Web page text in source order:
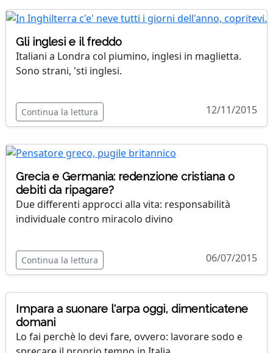
Gli inglesi e il freddo
Italiani a Londra col piumino, inglesi in maglietta.
Sono strani, 'sti inglesi.
Continua la lettura 12/11/2015
Grecia e Germania: redenzione cristiana o
debiti da ripagare?
Due differenti approcci alla vita: responsabilità
individuale contro miracolo divino
Continua la lettura 06/07/2015
Impara a suonare l'arpa oggi, dimenticatene
domani
Lo fai perchè lo devi fare, ovvero: lavorare sodo e